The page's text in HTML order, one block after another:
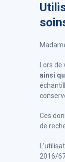
Lors
ainsi
Ces
de
2016/